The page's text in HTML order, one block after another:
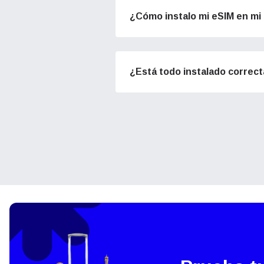
¿Cómo instalo mi eSIM en
¿Está todo instalado
They